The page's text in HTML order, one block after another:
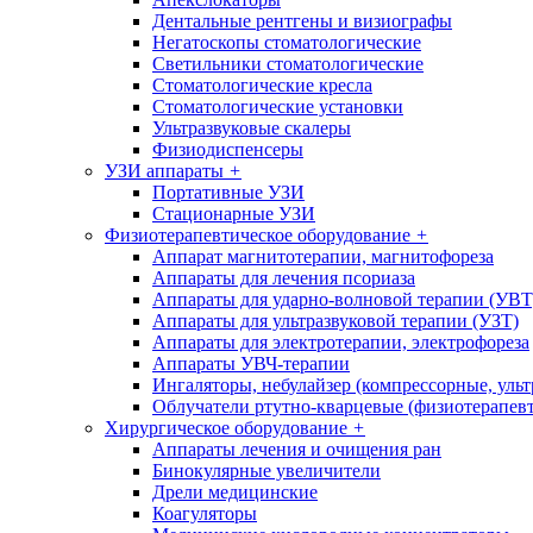
Дентальные рентгены и визиографы
Негатоскопы стоматологические
Светильники стоматологические
Стоматологические кресла
Стоматологические установки
Ультразвуковые скалеры
Физиодиспенсеры
УЗИ аппараты +
Портативные УЗИ
Стационарные УЗИ
Физиотерапевтическое оборудование +
Аппарат магнитотерапии, магнитофореза
Аппараты для лечения псориаза
Аппараты для ударно-волновой терапии
Аппараты для ультразвуковой терапии (УЗТ)
Аппараты для электротерапии, электрофореза
Аппараты УВЧ-терапии
Ингаляторы, небулайзер (компрессорные,
Облучатели ртутно-кварцевые
Хирургическое оборудование +
Аппараты лечения и очищения ран
Бинокулярные увеличители
Дрели медицинские
Коагуляторы